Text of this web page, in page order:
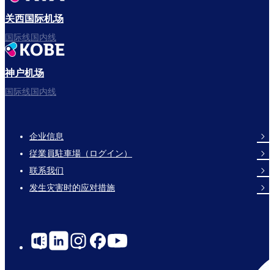
关西国际机场
国际线国内线
神户机场
国际线国内线
Footer
Links
企业信息
従業員駐車場（ログイン）
联系我们
发生灾害时的应对措施
Social